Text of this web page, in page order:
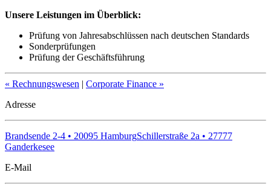
Unsere Leistungen im Überblick:
Prüfung von Jahresabschlüssen nach deutschen Standards
Sonderprüfungen
Prüfung der Geschäftsführung
« Rechnungswesen | Corporate Finance »
Adresse
Brandsende 2-4 • 20095 HamburgSchillerstraße 2a • 27777
Ganderkesee
E-Mail